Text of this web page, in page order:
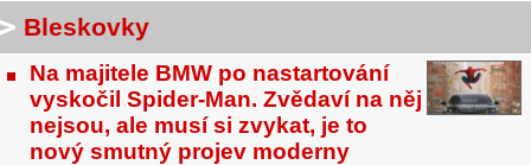
Bleskovky
Na majitele BMW po nastartování
vyskočil Spider-Man. Zvědaví na něj
nejsou, ale musí si zvykat, je to
nový smutný projev moderny